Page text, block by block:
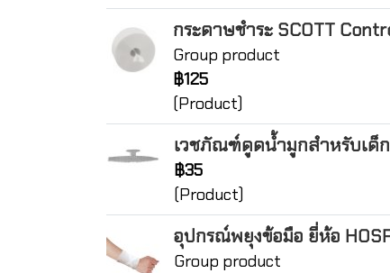
กระดาษชำระ SCOTT
Group product
฿125
(Product)
เวชภัณฑ์ดูดน้ำมูกสำหรับเด็
฿35
(Product)
อุปกรณ์พยุงข้อมือ ยี่ห้อ
Group product